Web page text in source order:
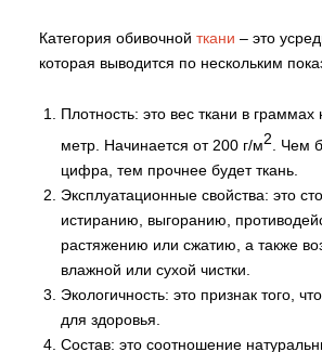
Категория обивочной ткани – это
которая выводится по нескольким
Плотность: это вес ткани в
метр. Начинается от 200 г/м2 . Чем
цифра, тем прочнее будет ткань.
Эксплуатационные свойства: это
истиранию, выгоранию,
растяжению или сжатию, а также
влажной или сухой чистки.
Экологичность: это признак того,
для здоровья.
Состав: это соотношение